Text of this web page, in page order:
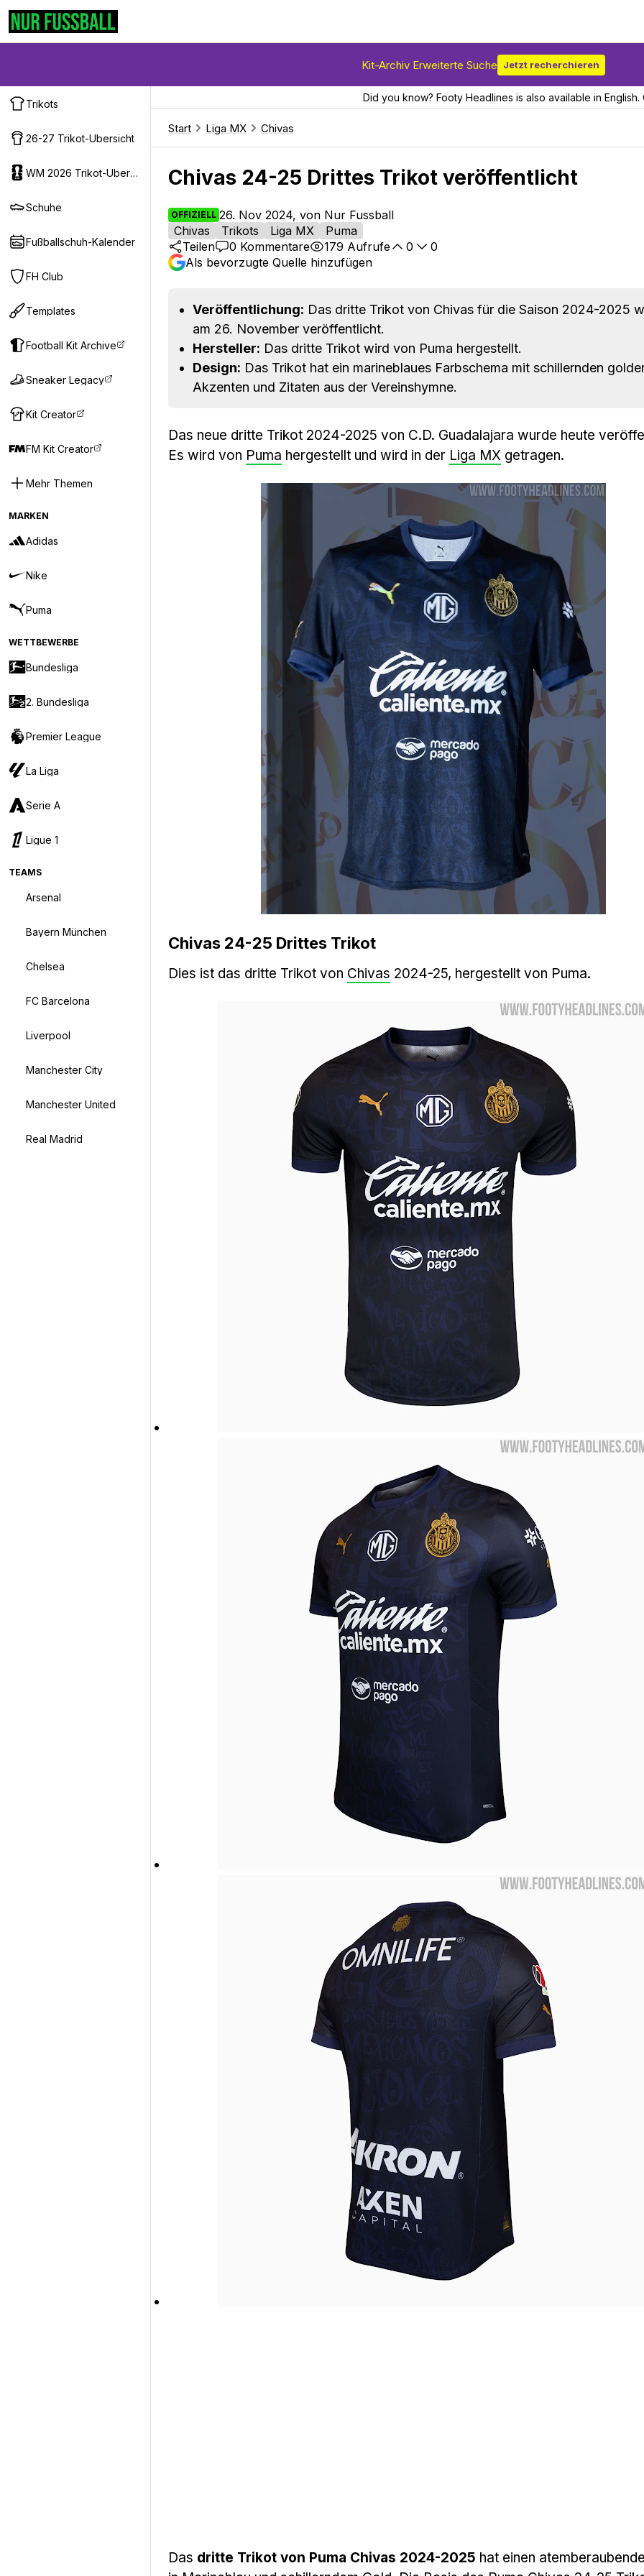
Kit-Archiv Erweiterte Suche Jetzt recherchieren
Trikots
26-27 Trikot-Ubersicht
WM 2026 Trikot-Ubersicht
Schuhe
Fußballschuh-Kalender
FH Club
Templates
Football Kit Archive
Sneaker Legacy
Kit Creator
FM Kit Creator
Mehr Themen
MARKEN
Adidas
Nike
Puma
WETTBEWERBE
Bundesliga
2. Bundesliga
Premier League
La Liga
Serie A
Ligue 1
TEAMS
Arsenal
Bayern München
Chelsea
FC Barcelona
Liverpool
Manchester City
Manchester United
Real Madrid
Did you know? Footy Headlines is also available in
Start Liga MX Chivas
Chivas 24-25 Drittes Trikot veröffentlicht
OFFIZIELL 26. Nov 2024, von Nur Fussball
Chivas
Trikots Liga MX
Puma
Teilen
0 Kommentare 179 Aufrufe 0
0
Als bevorzugte Quelle hinzufügen
Veröffentlichung: Das dritte Trikot von Chivas für die Saison 2024-2025
am 26. November veröffentlicht.
Hersteller: Das dritte Trikot wird von Puma hergestellt.
Design: Das Trikot hat ein marineblaues Farbschema mit schillernden
Akzenten und Zitaten aus der Vereinshymne.
Das neue dritte Trikot 2024-2025 von C.D. Guadalajara wurde heute
Es wird von Puma hergestellt und wird in der Liga MX getragen.
Chivas 24-25 Drittes Trikot
Dies ist das dritte Trikot von Chivas 2024-25, hergestellt von Puma.
Das dritte Trikot von Puma Chivas 2024-2025 hat einen